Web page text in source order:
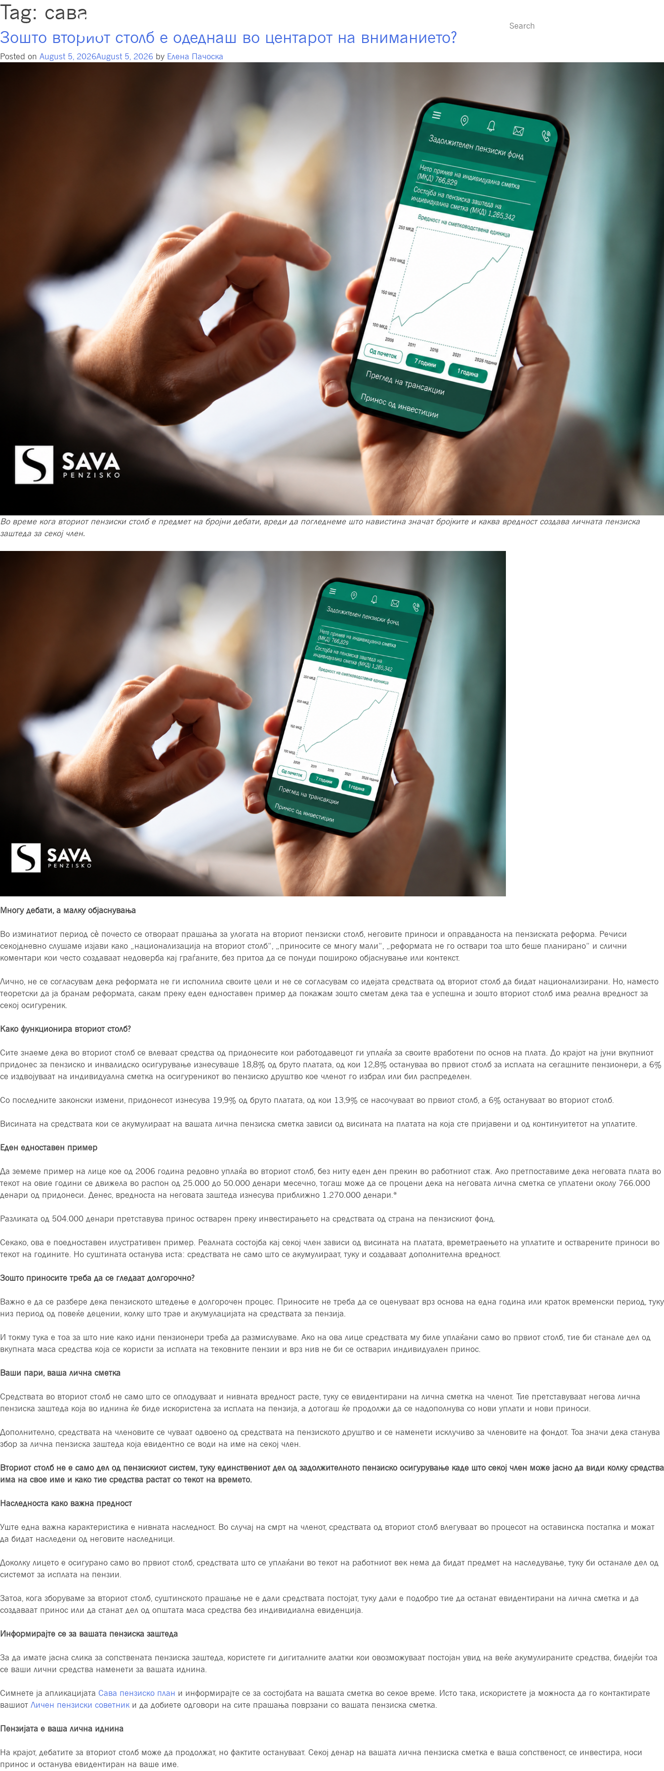
Tag: сава
Зошто вториот столб е одеднаш во центарот на вниманието?
Posted on August 5, 2026August 5, 2026 by Елена Пачоска
Во време кога вториот пензиски столб е предмет на бројни дебати, вреди да погледнеме што навистина значат бројките и каква вредност создава личната пензиска
заштеда за секој член.
Многу дебати, а малку објаснувања
Во изминатиот период сè почесто се отвoраат прашања за улогата на вториот пензиски столб, неговите приноси и оправданоста на пензиската реформа. Речиси
секојдневно слушаме изјави како „национализација на вториот столб“, „приносите се многу мали“, „реформата не го оствари тоa што беше планирано“ и слични
коментари кои често создаваат недоверба кај граѓаните, без притоа да се понуди пошироко објаснување или контекст.
Лично, не се согласувам дека реформата не ги исполнила своите цели и не се согласувам со идејата средствата од вториот столб да бидат национализирани. Но, наместо
теоретски да ја бранам реформата, сакам преку еден едноставен пример да покажам зошто сметам дека таа е успешна и зошто вториот столб има реална вредност за
секој осигуреник.
Како функционира вториот столб?
Сите знаеме дека во вториот столб се влеваат средства од придонесите кои работодавецот ги уплаќа за своите вработени по основ на плата. До крајот на јуни вкупниот
придонес за пензиско и инвалидско осигурување изнесуваше 18,8% од бруто платата, од кои 12,8% остануваа во првиот столб за исплата на сегашните пензионери, а 6%
се издвојуваат на индивидуална сметка на осигуреникот во пензиско друштво кое членот го избрал или бил распределен.
Со последните законски измени, придонесот изнесува 19,9% од бруто платата, од кои 13,9% се насочуваат во првиот столб, а 6% остануваат во вториот столб.
Висината на средствата кои се акумулираат на вашата лична пензиска сметка зависи од висината на платата на која сте пријавени и од континуитетот на уплатите.
Еден едноставен пример
Да земеме пример на лице кое од 2006 година редовно уплаќа во вториот столб, без ниту еден ден прекин во работниот стаж. Ако претпоставиме дека неговата плата во
текот на овие години се движела во распон од 25.000 до 50.000 денари месечно, тогаш може да се процени дека на неговата лична сметка се уплатени околу 766.000
денари од придонеси. Денес, вредноста на неговата заштеда изнесува приближно 1.270.000 денари.*
Разликата од 504.000 денари претставува принос остварен преку инвестирањето на средствата од страна на пензискиот фонд.
Секако, ова е поедноставен илустративен пример. Реалната состојба кај секој член зависи од висината на платата, времетраењето на уплатите и остварените приноси во
текот на годините. Но суштината останува иста: средствата не само што се акумулираат, туку и создаваат дополнителна вредност.
Зошто приносите треба да се гледаат долгорочно?
Важно е да се разбере дека пензиското штедење е долгорочен процес. Приносите не треба да се оценуваат врз основа на една година или краток временски период, туку
низ период од повеќе децении, колку што трае и акумулацијата на средствата за пензија.
И токму тука е тоа за што ние како идни пензионери треба да размислуваме. Ако на ова лице средствата му биле уплаќани само во првиот столб, тие би станале дел од
вкупната маса средства која се користи за исплата на тековните пензии и врз нив не би се остварил индивидуален принос.
Ваши пари, ваша лична сметка
Средствата во вториот столб не само што се оплодуваат и нивната вредност расте, туку се евидентирани на лична сметка на членот. Тие претставуваат негова лична
пензиска заштеда која во иднина ќе биде искористена за исплата на пензија, а дотогаш ќе продолжи да се надополнува со нови уплати и нови приноси.
Дополнително, средствата на членовите се чуваат одвоено од средствата на пензиското друштво и се наменети исклучиво за членовите на фондот. Тоа значи дека станува
збор за лична пензиска заштеда која евидентно се води на име на секој член.
Вториот столб не е само дел од пензискиот систем, туку единствениот дел од задолжителното пензиско осигурување каде што секој член може јасно да види колку средства
има на свое име и како тие средства растат со текот на времето.
Наследноста како важна предност
Уште една важна карактеристика е нивната наследност. Во случај на смрт на членот, средствата од вториот столб влегуваат во процесот на оставинска постапка и можат
да бидат наследени од неговите наследници.
Доколку лицето е осигурано само во првиот столб, средствата што се уплаќани во текот на работниот век нема да бидат предмет на наследување, туку би останале дел од
системот за исплата на пензии.
Затоа, кога зборуваме за вториот столб, суштинското прашање не е дали средствата постојат, туку дали е подобро тие да останат евидентирани на лична сметка и да
создаваат принос или да станат дел од општата маса средства без индивидиална евиденција.
Информирајте се за вашата пензиска заштеда
За да имате јасна слика за сопствената пензиска заштеда, користете ги дигиталните алатки кои овозможуваат постојан увид на веќе акумулираните средства, бидејќи тоа
се ваши лични средства наменети за вашата иднина.
Симнете ја апликацијата Сава пензиско план и информирајте се за состојбата на вашата сметка во секое време. Исто така, искористете ја можноста да го контактирате
вашиот Личен пензиски советник и да добиете одговори на сите прашања поврзани со вашата пензиска сметка.
Пензијата е ваша лична иднина
На крајот, дебатите за вториот столб може да продолжат, но фактите остануваат. Секој денар на вашата лична пензиска сметка е ваша сопственост, се инвестира, носи
принос и останува евидентиран на ваше име.